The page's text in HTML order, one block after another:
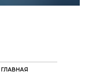
ГЛАВНАЯ